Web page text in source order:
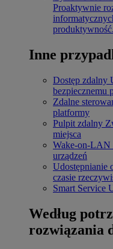
Proaktywnie
produktywność.
Inne
Dostęp zdalny
bezpiecznemu
Zdalne
platformy
Pulpit zdalny
miejsca
Wake-on-LAN
urządzeń
Udostępnianie
czasie
Smart Service
Według
rozwiązania